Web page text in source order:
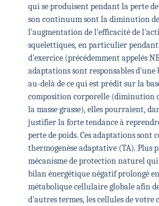
qui se produisent pendant la perte
son continuum sont la diminution
l'augmentation de l'efficacité de
squelettiques, en particulier
d'exercice (précédemment appelés
adaptations sont responsables d'une
au-delà de ce qui est prédit sur la
composition corporelle (diminution
la masse grasse), elles pourraient,
justifier la forte tendance à
perte de poids. Ces adaptations sont
thermogenèse adaptative (TA). Plus
mécanisme de protection naturel
bilan énergétique négatif prolongé
métabolique cellulaire globale afin
d'autres termes, les cellules de